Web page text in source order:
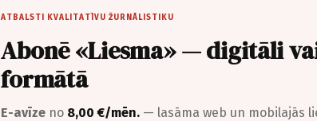
ATBALSTI KVALITATĪVU ŽURNĀLISTIKU
Abonē «Liesma» — digitāli
formātā
E-avīze no 8,00 €/mēn. — lasāma web un mobilajās